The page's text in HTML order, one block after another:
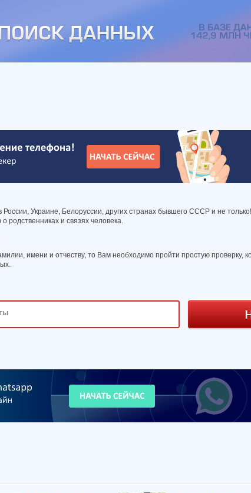
России, Украине, Белоруссии, других странах бывшего СССР и не только!
родственниках и связях человека.
имени и отчеству, то Вам необходимо пройти простую проверку,